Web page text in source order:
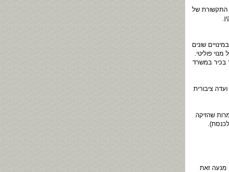
התקשורת של
שונים
פוליטי.
בכיר במשרד
ציבורית
שהזיקה
מנעה זאת